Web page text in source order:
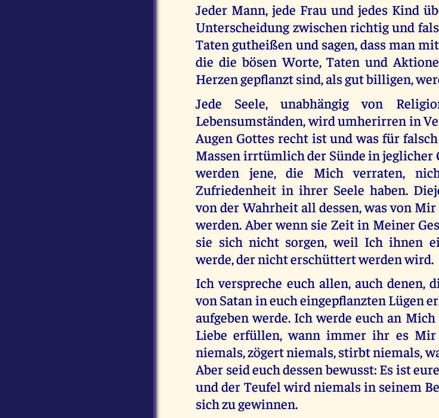
Jeder Mann, jede Frau und jedes Kind
Unterscheidung zwischen richtig und
Taten gutheißen und sagen, dass man
die die bösen Worte, Taten und
Herzen gepflanzt sind, als gut billigen,
Jede Seele, unabhängig von
Lebensumständen, wird umherirren in
Augen Gottes recht ist und was für
Massen irrtümlich der Sünde in jeglicher
werden jene, die Mich verraten,
Zufriedenheit in ihrer Seele haben.
von der Wahrheit all dessen, was von
werden. Aber wenn sie Zeit in Meiner
sie sich nicht sorgen, weil Ich ihnen
werde, der nicht erschüttert werden wird.
Ich verspreche euch allen, auch denen,
von Satan in euch eingepflanzten Lügen
aufgeben werde. Ich werde euch an
Liebe erfüllen, wann immer ihr es
niemals, zögert niemals, stirbt niemals,
Aber seid euch dessen bewusst: Es ist
und der Teufel wird niemals in seinem
sich zu gewinnen.